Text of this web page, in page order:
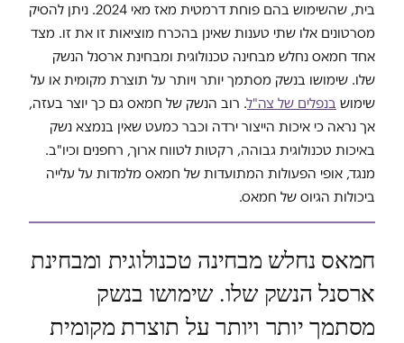
בית, שהשימוש בהם פוחת דרמטית מאז מאי 2024. ניתן להסיק
מסרטונים אלו שתי טענות שאינן בהכרח מוציאות זו את זו. מצד
אחד חמאס נחלש מבחינה טכנולוגית ומבחינת ארסנל הנשק
שלו. שימושו בנשק מסתמך יותר ויותר על תוצרת מקומית או על
שימוש בנפלים של צה"ל. רוב הנשק של חמאס גם כך יוצר בעזה,
אך נראה כי איכות הייצור ירדה וכבר כמעט שאין בנמצא נשק
באיכות טכנולוגית גבוהה, רקטות לטווח ארוך, רחפנים וכיו"ב.
מנגד, אופי הפעולות המתועדות של חמאס מלמדות על עלייה
ביכולות הגיוס של חמאס.
חמאס נחלש מבחינה טכנולוגית ומבחינת
ארסנל הנשק שלו. שימושו בנשק
מסתמך יותר ויותר על תוצרת מקומית